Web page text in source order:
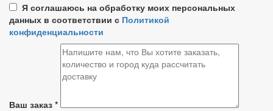
Я соглашаюсь на обработку моих персональных
данных в соответствии с Политикой
конфиденциальности
Ваш заказ *